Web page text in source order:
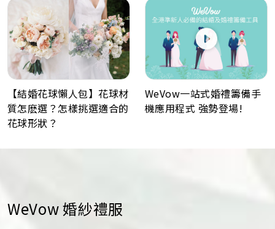
【結婚花球懶人包】花球材
質怎麽選？怎樣挑選適合的
花球形狀？
WeVow一站式婚禮籌備手
機應用程式 強勢登場!
WeVow 婚紗禮服